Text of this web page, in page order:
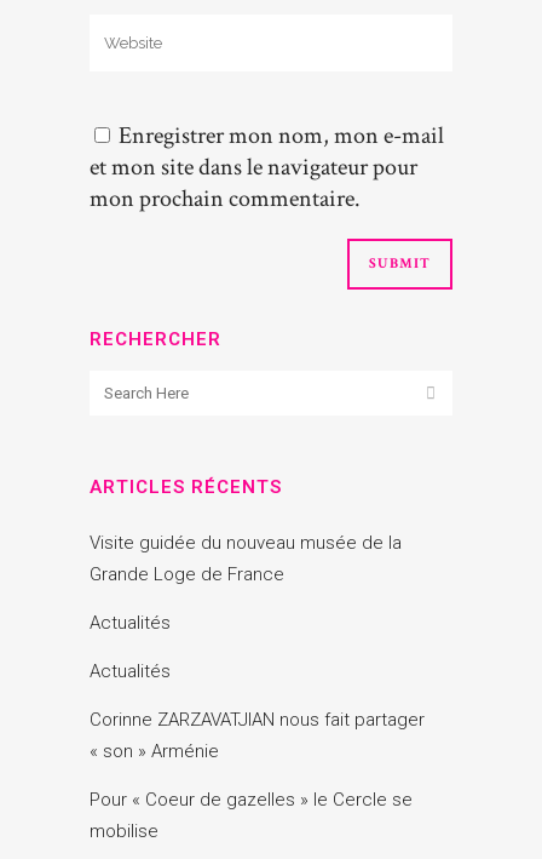
Enregistrer mon nom, mon e-mail
et mon site dans le navigateur pour
mon prochain commentaire.
RECHERCHER
ARTICLES RÉCENTS
Visite guidée du nouveau musée de la
Grande Loge de France
Actualités
Actualités
Corinne ZARZAVATJIAN nous fait partager
« son » Arménie
Pour « Coeur de gazelles » le Cercle se
mobilise